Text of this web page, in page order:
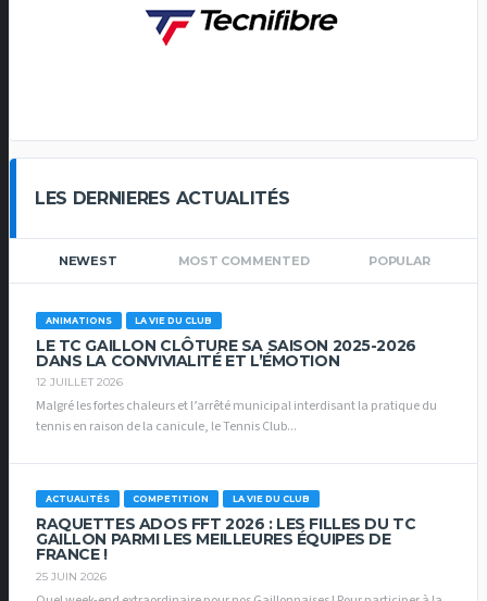
LES DERNIERES ACTUALITÉS
NEWEST MOST COMMENTED POPULAR
ANIMATIONS LA VIE DU CLUB
LE TC GAILLON CLÔTURE SA SAISON 2025-2026
DANS LA CONVIVIALITÉ ET L’ÉMOTION
12 JUILLET 2026
Malgré les fortes chaleurs et l’arrêté municipal interdisant la pratique du
tennis en raison de la canicule, le Tennis Club...
ACTUALITÉS COMPETITION LA VIE DU CLUB
RAQUETTES ADOS FFT 2026 : LES FILLES DU TC
GAILLON PARMI LES MEILLEURES ÉQUIPES DE
FRANCE !
25 JUIN 2026